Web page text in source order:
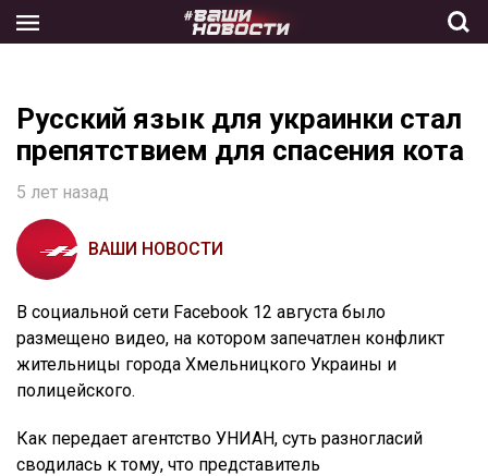
the
Русский язык для украинки стал
препятствием для спасения кота
5 лет назад
ВАШИ НОВОСТИ
В социальной сети Facebook 12 августа было
размещено видео, на котором запечатлен конфликт
жительницы города Хмельницкого Украины и
полицейского.
Как передает агентство УНИАН, суть разногласий
сводилась к тому, что представитель